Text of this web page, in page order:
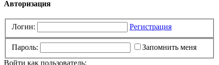
Авторизация
Логин: Регистрация
Пароль:
Запомнить меня
Войти как пользователь: